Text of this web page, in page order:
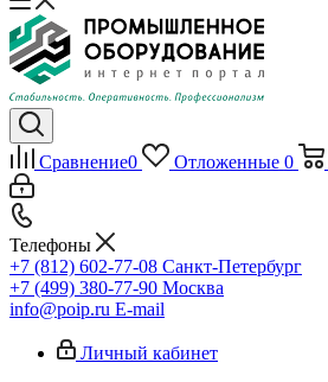
Сравнение0 Отложенные 0
Телефоны
+7 (812) 602-77-08 Санкт-Петербург
+7 (499) 380-77-90 Москва
info@poip.ru E-mail
Личный кабинет